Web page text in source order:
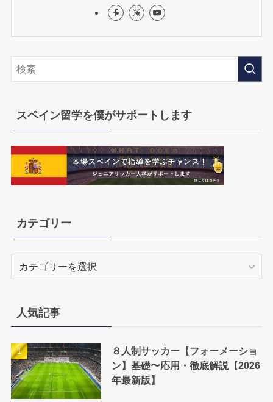
スペイン留学を僕がサポートします
カテゴリー
ー
人気記事
８人制サッカー【フォーメーショ
ン】基礎〜応用・徹底解説【2026
年最新版】